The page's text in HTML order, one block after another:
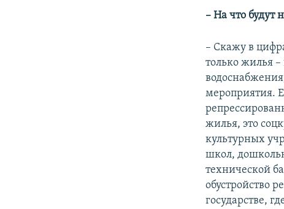
– На что будут
– Скажу в
только жилья
мероприятия.
жилья, это
культурных
школ,
технической
обустройство
государстве,